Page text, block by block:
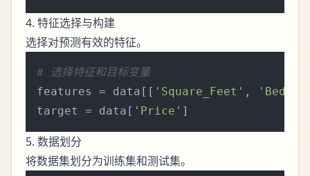
4. 特征选择与构建
选择对预测有效的特征。
# 选择特征和目标变量
features = data[[ 'Square_Feet' ,
target = data[ 'Price'
5. 数据划分
将数据集划分为训练集和测试集。